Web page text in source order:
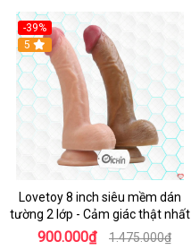
-39%
Hot
5
Lovetoy 8 inch siêu mềm dán
tường 2 lớp - Cảm giác thật nhất
900.000₫ 1.475.000₫